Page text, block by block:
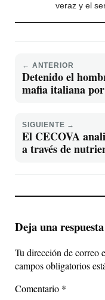
veraz y el
← ANTERIOR
Detenido el
mafia italiana
SIGUIENTE →
El CECOVA
a través de
Deja una respuesta
Tu dirección de correo
campos obligatorios
Comentario *